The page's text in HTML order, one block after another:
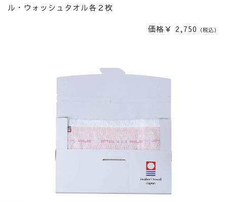
ル・ウォッシュタオル各２枚
価格￥ 2,750 （税込）